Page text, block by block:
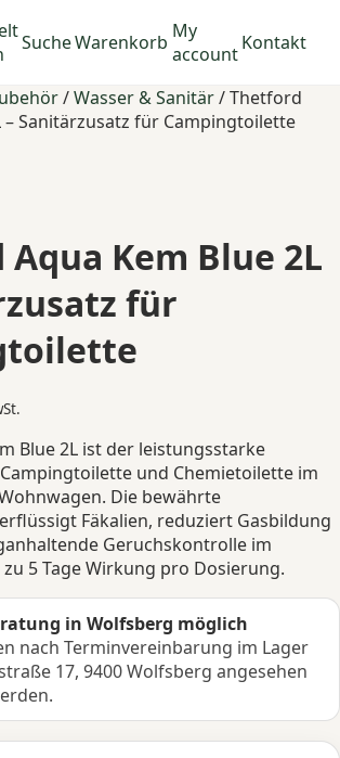
SucheWarenkorb My
account Kontakt
/Wasser & Sanitär/ Thetford
– Sanitärzusatz für Campingtoilette
Kem Blue 2L
für
Blue 2L ist der leistungsstarke
und Chemietoilette im
Die bewährte
Fäkalien, reduziert Gasbildung
Geruchskontrolle im
5 Tage Wirkung pro Dosierung.
in Wolfsberg möglich
nach Terminvereinbarung im Lager
17, 9400 Wolfsberg angesehen